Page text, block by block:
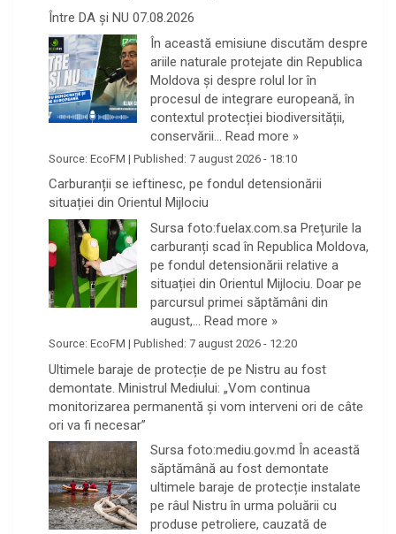
Între DA și NU 07.08.2026
În această emisiune discutăm despre
ariile naturale protejate din Republica
Moldova și despre rolul lor în
procesul de integrare europeană, în
contextul protecției biodiversității,
conservării… Read more »
Source: EcoFM | Published: 7 august 2026 - 18:10
Carburanții se ieftinesc, pe fondul detensionării
situației din Orientul Mijlociu
Sursa foto:fuelax.com.sa Prețurile la
carburanți scad în Republica Moldova,
pe fondul detensionării relative a
situației din Orientul Mijlociu. Doar pe
parcursul primei săptămâni din
august,… Read more »
Source: EcoFM | Published: 7 august 2026 - 12:20
Ultimele baraje de protecție de pe Nistru au fost
demontate. Ministrul Mediului: „Vom continua
monitorizarea permanentă și vom interveni ori de câte
ori va fi necesar”
Sursa foto:mediu.gov.md În această
săptămână au fost demontate
ultimele baraje de protecție instalate
pe râul Nistru în urma poluării cu
produse petroliere, cauzată de